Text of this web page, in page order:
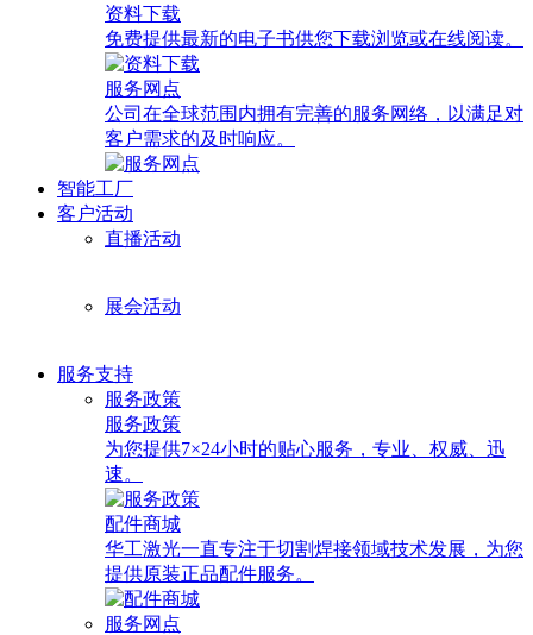
资料下载
免费提供最新的电子书供您下载浏览或在线阅读。
服务网点
公司在全球范围内拥有完善的服务网络，以满足对
客户需求的及时响应。
智能工厂
客户活动
直播活动
展会活动
服务支持
服务政策
服务政策
为您提供7×24小时的贴心服务，专业、权威、迅
速。
配件商城
华工激光一直专注于切割焊接领域技术发展，为您
提供原装正品配件服务。
服务网点